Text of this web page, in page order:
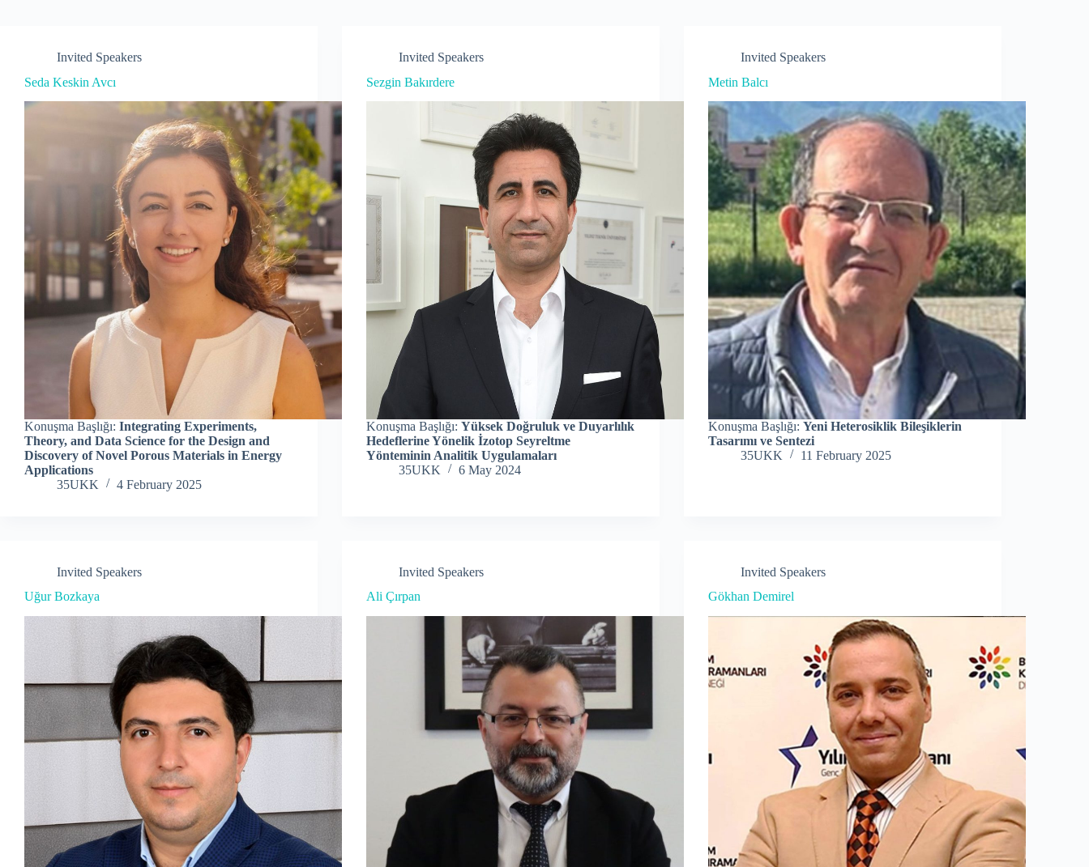
Invited Speakers
Seda Keskin Avcı
Konuşma Başlığı: Integrating Experiments,
Theory, and Data Science for the Design and
Discovery of Novel Porous Materials in Energy
Applications
35UKK
4 February 2025
Invited Speakers
Sezgin Bakırdere
Konuşma Başlığı:Yüksek Doğruluk ve Duyarlılık
Hedeflerine Yönelik İzotop Seyreltme
Yönteminin Analitik Uygulamaları
35UKK
6 May 2024
Invited Speakers
Metin Balcı
Konuşma Başlığı:Yeni Heterosiklik Bileşiklerin
Tasarımı ve Sentezi
35UKK
11 February 2025
Invited Speakers
Uğur Bozkaya
Invited Speakers
Ali Çırpan
Invited Speakers
Gökhan Demirel